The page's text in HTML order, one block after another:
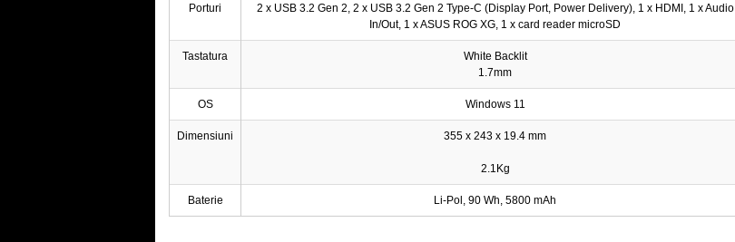
Porturi
2 x USB 3.2 Gen 2, 2 x USB 3.2 Gen 2 Type-C (Display Port, Power Delivery), 1 x HDMI, 1 x Audio
In/Out, 1 x ASUS ROG XG, 1 x card reader microSD
Tastatura
White Backlit
1.7mm
OS Windows 11
Dimensiuni 355 x 243 x 19.4 mm
2.1Kg
Baterie Li-Pol, 90 Wh, 5800 mAh